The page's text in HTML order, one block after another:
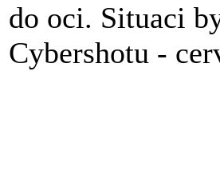
do oci. Situaci
Cybershotu -